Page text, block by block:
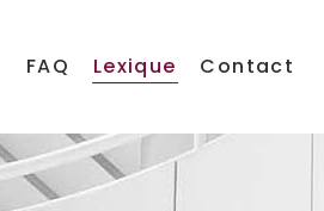
FAQ Lexique Contact